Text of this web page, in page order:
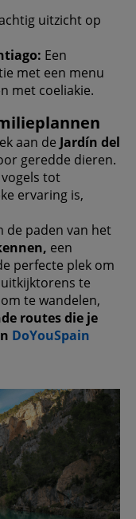
uitzicht op
Een
met een menu
met coeliakie.
aan de Jardín del
geredde dieren.
vogels tot
ervaring is,
de paden van het
een
perfecte plek om
te
te wandelen,
routes die je
DoYouSpain